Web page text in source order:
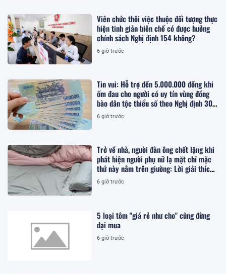
Viên chức thôi việc thuộc đối tượng thực
hiện tinh giản biên chế có được hưởng
chính sách Nghị định 154 không?
6 giờ trước
Tin vui: Hỗ trợ đến 5.000.000 đồng khi
ốm đau cho người có uy tín vùng đồng
bào dân tộc thiểu số theo Nghị định 307,
cụ thể khi điều trị tại đâu?
6 giờ trước
Trở về nhà, người đàn ông chết lặng khi
phát hiện người phụ nữ lạ mặt chỉ mặc
thứ này nằm trên giường: Lời giải thích
khiến ai cũng bất an
6 giờ trước
5 loại tôm "giá rẻ như cho" cũng đừng
dại mua
6 giờ trước